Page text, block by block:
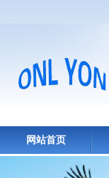
网站首页